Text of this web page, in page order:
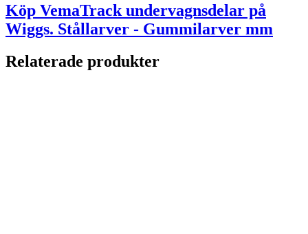
Köp VemaTrack undervagnsdelar på
Wiggs. Stållarver - Gummilarver mm
Relaterade produkter